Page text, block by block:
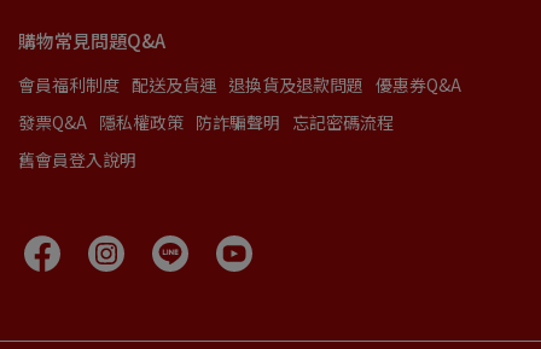
購物常見問題Q&A
會員福利制度 配送及貨運 退換貨及退款問題 優惠券Q&A
發票Q&A 隱私權政策 防詐騙聲明 忘記密碼流程
舊會員登入說明